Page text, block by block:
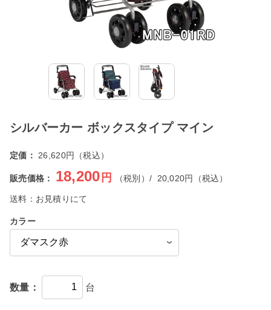
シルバーカー ボックスタイプ マイン
定価： 26,620円（税込）
販売価格： 18,200 円 （税別）/ 20,020円（税込）
送料： お見積りにて
カラー
数量： 台